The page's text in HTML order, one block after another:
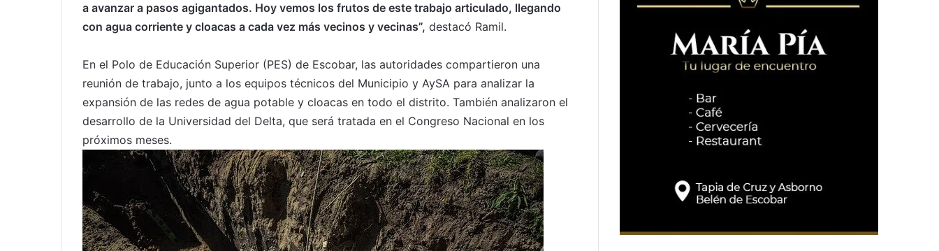
a avanzar a pasos agigantados. Hoy vemos los frutos de este trabajo articulado, llegando
con agua corriente y cloacas a cada vez más vecinos y vecinas”, destacó Ramil.
En el Polo de Educación Superior (PES) de Escobar, las autoridades compartieron una
reunión de trabajo, junto a los equipos técnicos del Municipio y AySA para analizar la
expansión de las redes de agua potable y cloacas en todo el distrito. También analizaron el
desarrollo de la Universidad del Delta, que será tratada en el Congreso Nacional en los
próximos meses.